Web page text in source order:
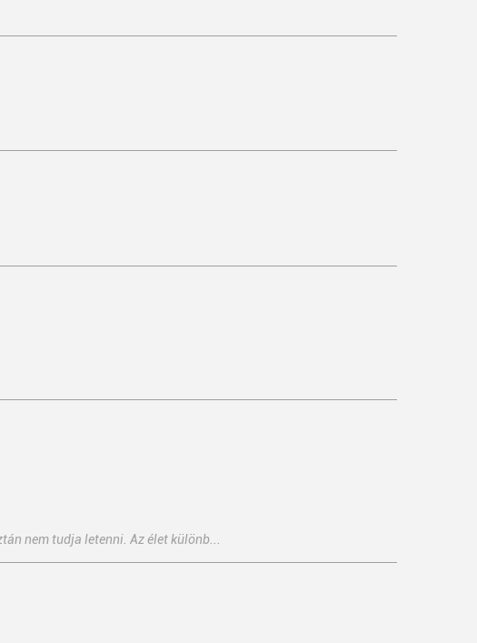
nem tudja letenni. Az élet különb...